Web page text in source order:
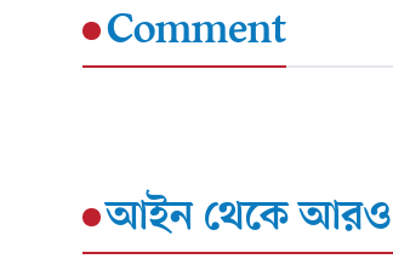
Comment
আইনথেকে আরও